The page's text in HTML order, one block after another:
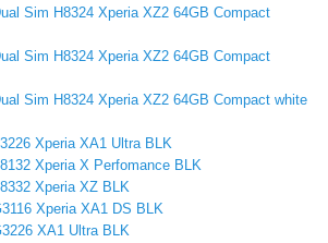
Sim H8324 Xperia XZ2 64GB Compact
Sim H8324 Xperia XZ2 64GB Compact
Sim H8324 Xperia XZ2 64GB Compact white
Xperia XA1 Ultra BLK
Xperia X Perfomance BLK
Xperia XZ BLK
Xperia XA1 DS BLK
XA1 Ultra BLK